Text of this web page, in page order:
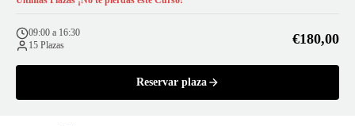
09:00 a 16:30
15 Plazas
€180,00
Reservar plaza